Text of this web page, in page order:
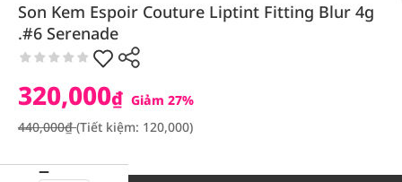
Son Kem Espoir Couture Liptint Fitting Blur 4g
.#6 Serenade
320,000₫ Giảm 27%
440,000₫(Tiết kiệm: 120,000)